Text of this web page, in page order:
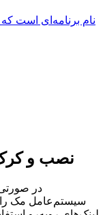
نصب و
در
سیستم‌عامل مک را